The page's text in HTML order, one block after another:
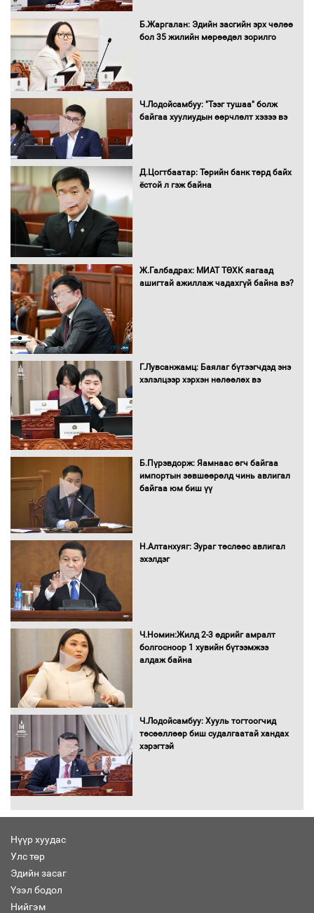
Б.Жаргалан: Эдийн засгийн эрх чөлөө
бол 35 жилийн мөрөөдөл зорилго
Ч.Лодойсамбуу: "Тээг тушаа" болж
байгаа хуулиудын өөрчлөлт хэзээ вэ
Д.Цогтбаатар: Төрийн банк төрд байх
ёстой л гэж байна
Ж.Галбадрах: МИАТ ТӨХК яагаад
ашигтай ажиллаж чадахгүй байна вэ?
Г.Лувсанжамц: Баялаг бүтээгчдэд энэ
хэлэлцээр хэрхэн нөлөөлөх вэ
Б.Пүрэвдорж: Яамнаас өгч байгаа
импортын зөвшөөрөлд чинь авлигал
байгаа юм биш үү
Н.Алтанхуяг: Зураг төслөөс авлигал
эхэлдэг
Ч.Номин:Жилд 2-3 өдрийг амралт
болгосноор 1 хувийн бүтээмжээ
алдаж байна
Ч.Лодойсамбуу: Хууль тогтоогчид
төсөөллөөр биш судалгаатай хандах
хэрэгтэй
Нүүр хуудас
Улс төр
Эдийн засаг
Үзэл бодол
Нийгэм